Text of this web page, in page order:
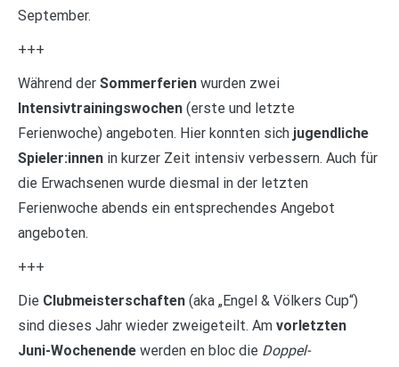
September.
+++
Während der Sommerferien wurden zwei
Intensivtrainingswochen (erste und letzte
Ferienwoche) angeboten. Hier konnten sich jugendliche
Spieler:innen in kurzer Zeit intensiv verbessern. Auch für
die Erwachsenen wurde diesmal in der letzten
Ferienwoche abends ein entsprechendes Angebot
angeboten.
+++
Die Clubmeisterschaften (aka „Engel & Völkers Cup“)
sind dieses Jahr wieder zweigeteilt. Am vorletzten
Juni-Wochenende werden en bloc die Doppel-